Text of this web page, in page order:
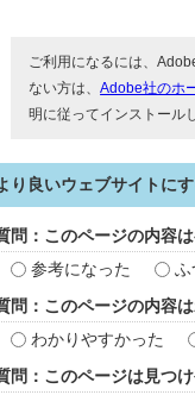
ご利用になるには、
ない方は、Adobe社のホ
明に従ってインストール
り良いウェブサイトに
問：このページの内容
参考になった
ふ
問：このページの内容
わかりやすかった
問：このページは見つ